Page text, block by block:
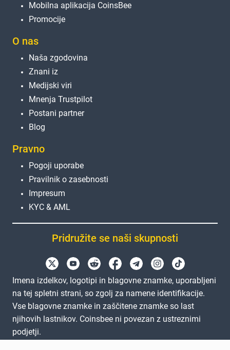
Mobilna aplikacija CoinsBee
Promocije
O nas
Naša zgodovina
Znani iz
Medijski viri
Mnenja Trustpilot
Postani partner
Blog
Pravno
Pogoji uporabe
Pravilnik o zasebnosti
Impresum
KYC & AML
Pridružite se naši skupnosti
Imena izdelkov, logotipi in blagovne znamke, uporabljeni
na tej spletni strani, so zgolj za namene identifikacije.
Vse blagovne znamke in zaščitene znamke so last
njihovih lastnikov. Coinsbee ni povezan z ustreznimi
podjetji.